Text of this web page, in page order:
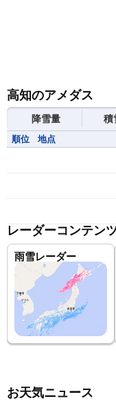
高知のアメダス
降雪量 積
順位 地点
レーダーコンテン
雨雪レーダー
お天気ニュース